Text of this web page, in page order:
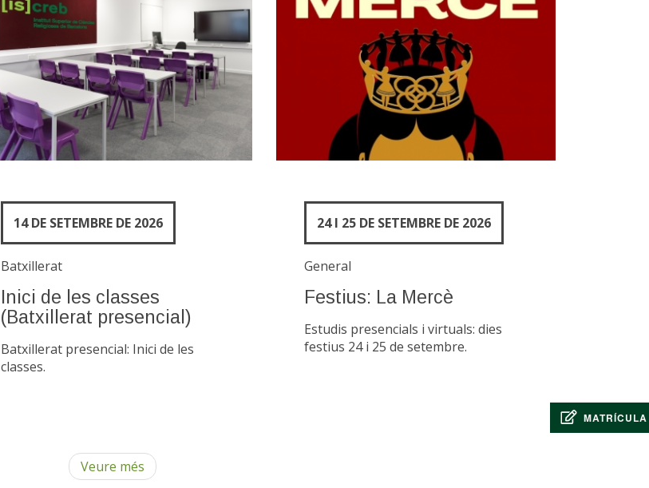
MATRÍCULA
14 DE SETEMBRE DE 2026
Batxillerat
Inici de les classes
(Batxillerat presencial)
Batxillerat presencial: Inici de les
classes.
24 I 25 DE SETEMBRE DE 2026
General
Festius: La Mercè
Estudis presencials i virtuals: dies
festius 24 i 25 de setembre.
Veure més